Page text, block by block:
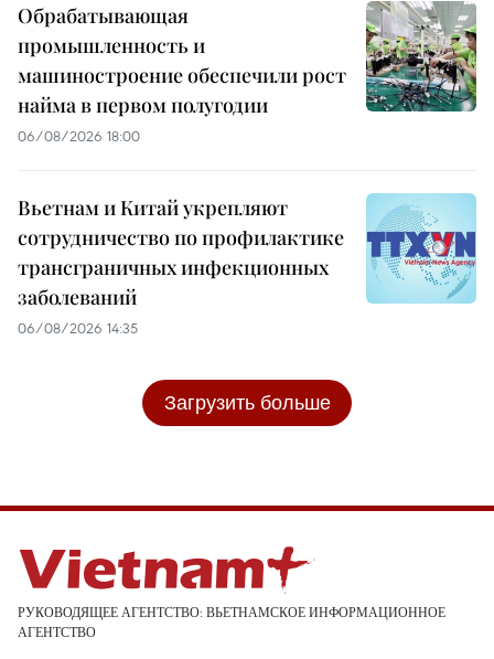
Обрабатывающая
промышленность и
машиностроение обеспечили рост
найма в первом полугодии
06/08/2026 18:00
Вьетнам и Китай укрепляют
сотрудничество по профилактике
трансграничных инфекционных
заболеваний
06/08/2026 14:35
Загрузить больше
РУКОВОДЯЩЕЕ АГЕНТСТВО: ВЬЕТНАМСКОЕ ИНФОРМАЦИОННОЕ
АГЕНТСТВО